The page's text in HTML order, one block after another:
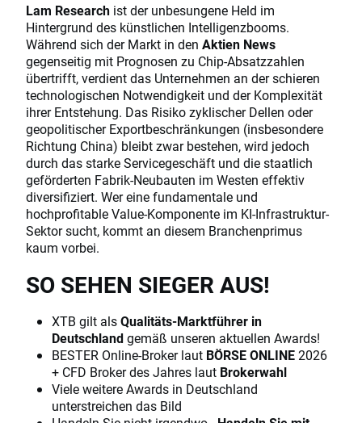
Lam Research ist der unbesungene Held im
Hintergrund des künstlichen Intelligenzbooms.
Während sich der Markt in den Aktien News
gegenseitig mit Prognosen zu Chip-Absatzzahlen
übertrifft, verdient das Unternehmen an der schieren
technologischen Notwendigkeit und der Komplexität
ihrer Entstehung. Das Risiko zyklischer Dellen oder
geopolitischer Exportbeschränkungen (insbesondere
Richtung China) bleibt zwar bestehen, wird jedoch
durch das starke Servicegeschäft und die staatlich
geförderten Fabrik-Neubauten im Westen effektiv
diversifiziert. Wer eine fundamentale und
hochprofitable Value-Komponente im KI-Infrastruktur-
Sektor sucht, kommt an diesem Branchenprimus
kaum vorbei.
SO SEHEN SIEGER AUS!
XTB gilt alsQualitäts-Marktführer in
Deutschlandgemäß unseren aktuellen Awards!
BESTER Online-Broker laut BÖRSE ONLINE2026
+ CFD Broker des Jahres laut Brokerwahl
Viele weitere Awards in Deutschland
unterstreichen das Bild